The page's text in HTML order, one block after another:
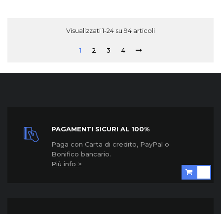
Visualizzati 1-24 su 94 articoli
1 2 3 4
PAGAMENTI SICURI AL 100%
Paga con Carta di credito, PayPal o
Bonifico bancario.
Più info >